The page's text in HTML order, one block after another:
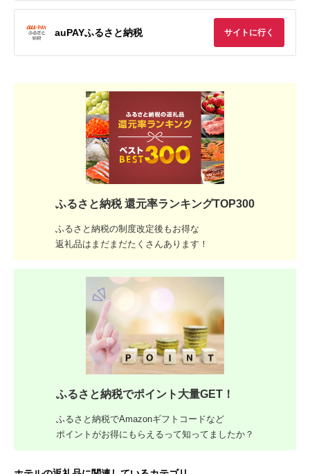
auPAYふるさと納税 サイトに行く
ふるさと納税 還元率ランキングTOP300
ふるさと納税の制度改定後もお得な
返礼品はまだまだたくさんあります！
ふるさと納税でポイント大量GET！
ふるさと納税でAmazonギフトコードなど
ポイントがお得にもらえるって知ってましたか？